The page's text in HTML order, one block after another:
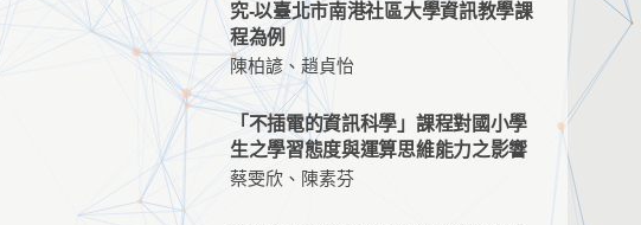
究-以臺北市南港社區大學資訊教學課
程為例
陳柏諺、趙貞怡
「不插電的資訊科學」課程對國小學
生之學習態度與運算思維能力之影響
蔡雯欣、陳素芬